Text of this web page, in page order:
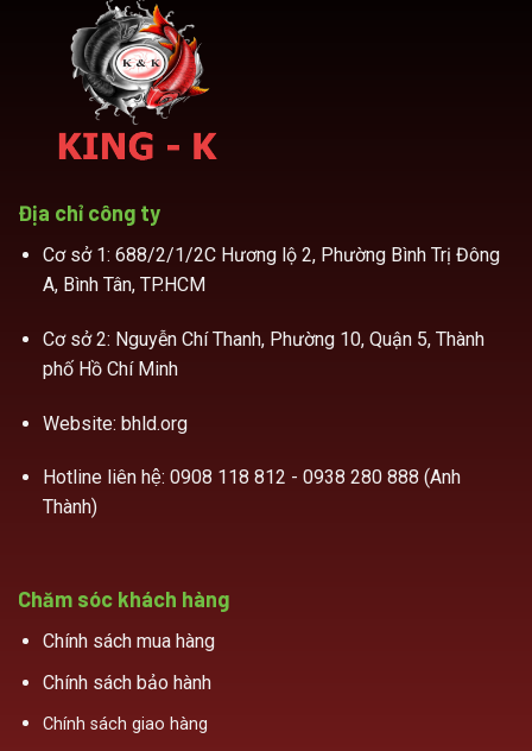
Địa chỉ công ty
Cơ sở 1: 688/2/1/2C Hương lộ 2, Phường Bình Trị Đông
A, Bình Tân, TP.HCM
Cơ sở 2: Nguyễn Chí Thanh, Phường 10, Quận 5, Thành
phố Hồ Chí Minh
Website: bhld.org
Hotline liên hệ: 0908 118 812 - 0938 280 888 (Anh
Thành)
Chăm sóc khách hàng
Chính sách mua hàng
Chính sách bảo hành
Chính sách giao hàng